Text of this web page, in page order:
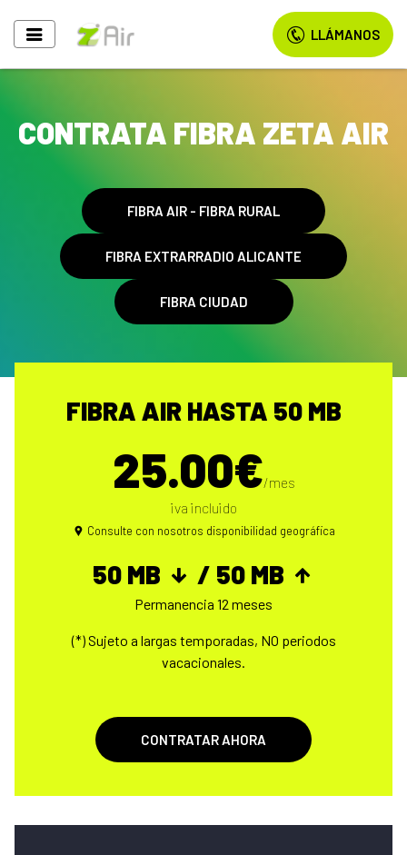
LLÁMANOS
CONTRATA FIBRA ZETA AIR
FIBRA AIR - FIBRA RURAL
FIBRA EXTRARRADIO ALICANTE
FIBRA CIUDAD
FIBRA AIR HASTA 50 MB
25.00€/mes
iva incluido
Consulte con nosotros disponibilidad geográfica
50 MB / 50 MB
Permanencia 12 meses
(*) Sujeto a largas temporadas, NO periodos
vacacionales.
CONTRATAR AHORA